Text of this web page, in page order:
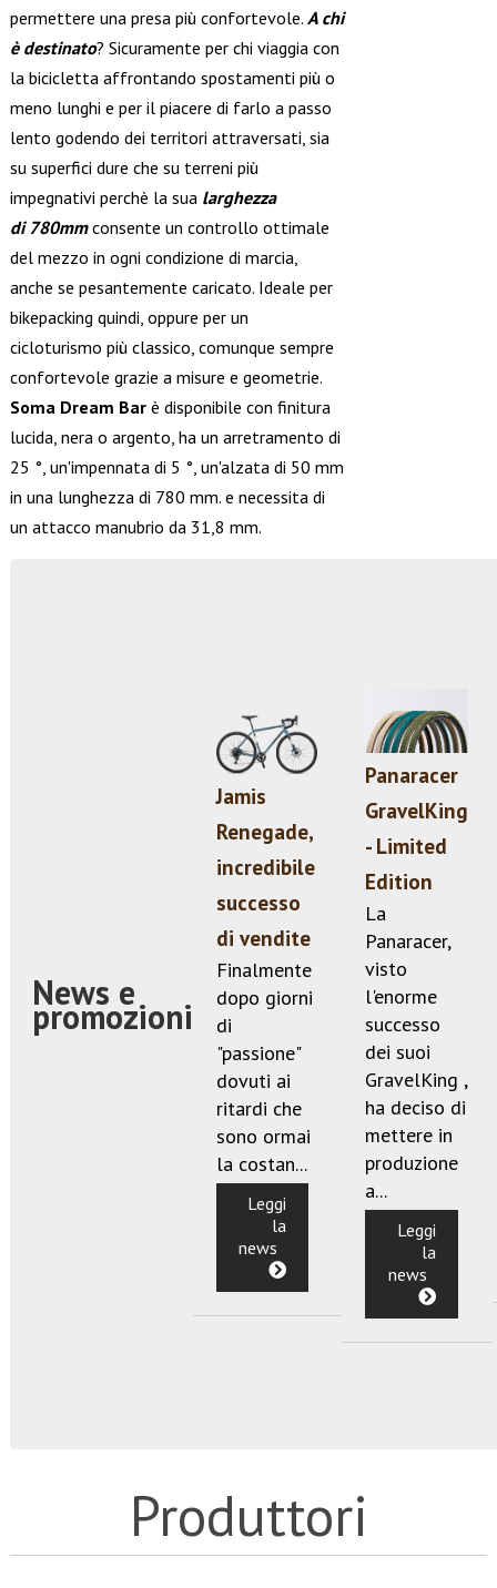
permettere una presa più confortevole. A chi
è destinato? Sicuramente per chi viaggia con
la bicicletta affrontando spostamenti più o
meno lunghi e per il piacere di farlo a passo
lento godendo dei territori attraversati, sia
su superfici dure che su terreni più
impegnativi perchè la sua larghezza
di 780mmconsente un controllo ottimale
del mezzo in ogni condizione di marcia,
anche se pesantemente caricato. Ideale per
bikepacking quindi, oppure per un
cicloturismo più classico, comunque sempre
confortevole grazie a misure e geometrie.
Soma Dream Bar è disponibile con finitura
lucida, nera o argento, ha un arretramento di
25 °, un'impennata di 5 °, un'alzata di 50 mm
in una lunghezza di 780 mm. e necessita di
un attacco manubrio da 31,8 mm.
News e
promozioni
Jamis
Renegade,
incredibile
successo
di vendite
Finalmente
dopo giorni
di
"passione"
dovuti ai
ritardi che
sono ormai
la costan...
Leggi
la
news
Panaracer
GravelKing
- Limited
Edition
La
Panaracer,
visto
l'enorme
successo
dei suoi
GravelKing ,
ha deciso di
mettere in
produzione
a...
Leggi
la
news
Produttori